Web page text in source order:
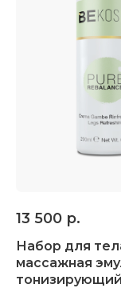
13 500 р.
Набор для
массажная
Регулярное
с этими
повысить тонус,
и эластичность
отечность и